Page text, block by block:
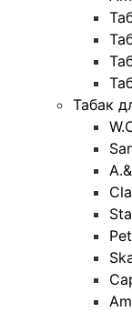
Табак